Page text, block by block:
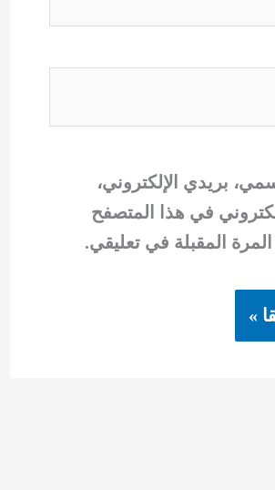
بريدي الإلكتروني،
في هذا المتصفح
المقبلة في تعليقي.